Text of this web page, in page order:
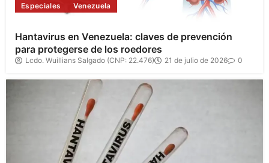
Especiales Venezuela
Hantavirus en Venezuela: claves de prevención
para protegerse de los roedores
Lcdo. Wuillians Salgado (CNP: 22.476) 21 de julio de 2026 0